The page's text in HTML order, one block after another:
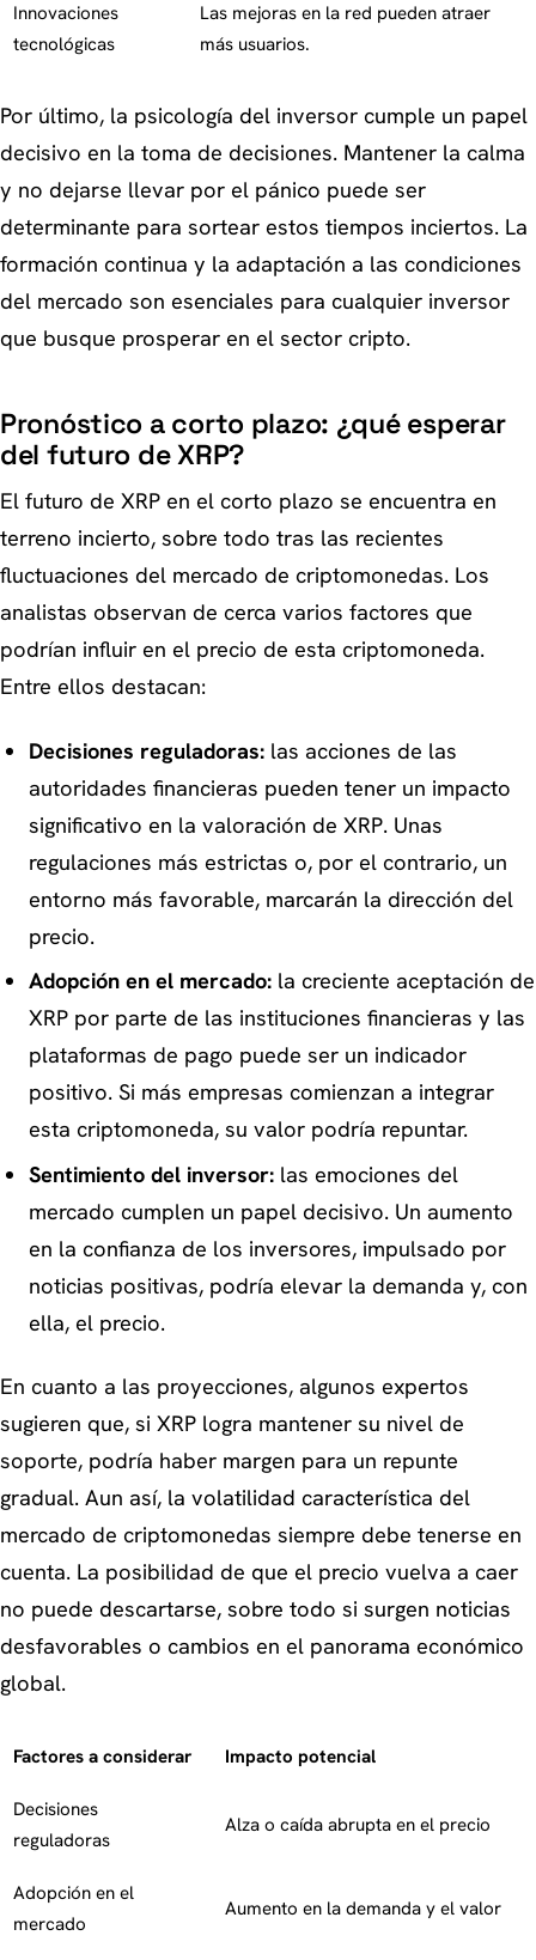
Innovaciones
tecnológicas
Las mejoras en la red pueden atraer
más usuarios.
Por último, la psicología del inversor cumple un papel
decisivo en la toma de decisiones. Mantener la calma
y no dejarse llevar por el pánico puede ser
determinante para sortear estos tiempos inciertos. La
formación continua y la adaptación a las condiciones
del mercado son esenciales para cualquier inversor
que busque prosperar en el sector cripto.
Pronóstico a corto plazo: ¿qué esperar
del futuro de XRP?
El futuro de XRP en el corto plazo se encuentra en
terreno incierto, sobre todo tras las recientes
fluctuaciones del mercado de criptomonedas. Los
analistas observan de cerca varios factores que
podrían influir en el precio de esta criptomoneda.
Entre ellos destacan:
Decisiones reguladoras:las acciones de las
autoridades financieras pueden tener un impacto
significativo en la valoración de XRP. Unas
regulaciones más estrictas o, por el contrario, un
entorno más favorable, marcarán la dirección del
precio.
Adopción en el mercado:la creciente aceptación de
XRP por parte de las instituciones financieras y las
plataformas de pago puede ser un indicador
positivo. Si más empresas comienzan a integrar
esta criptomoneda, su valor podría repuntar.
Sentimiento del inversor:las emociones del
mercado cumplen un papel decisivo. Un aumento
en la confianza de los inversores, impulsado por
noticias positivas, podría elevar la demanda y, con
ella, el precio.
En cuanto a las proyecciones, algunos expertos
sugieren que, si XRP logra mantener su nivel de
soporte, podría haber margen para un repunte
gradual. Aun así, la volatilidad característica del
mercado de criptomonedas siempre debe tenerse en
cuenta. La posibilidad de que el precio vuelva a caer
no puede descartarse, sobre todo si surgen noticias
desfavorables o cambios en el panorama económico
global.
Factores a considerar Impacto potencial
Decisiones
reguladoras
Alza o caída abrupta en el precio
Adopción en el
mercado
Aumento en la demanda y el valor